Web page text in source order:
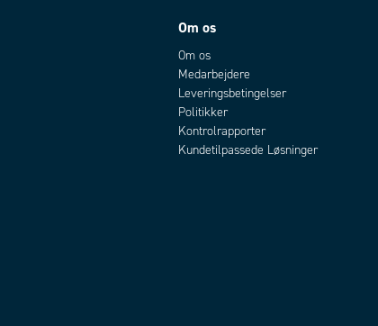
Om os
Om os
Medarbejdere
Leveringsbetingelser
Politikker
Kontrolrapporter
Kundetilpassede Løsninger